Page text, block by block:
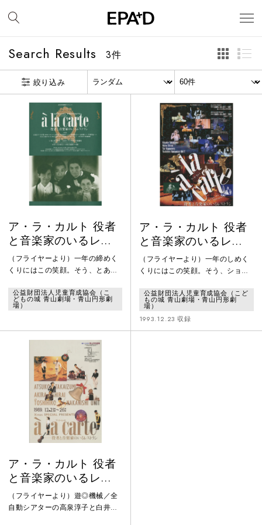
Search Results 3件
絞り込み
ア・ラ・カルト 役者
と音楽家のいるレス
トラン
（フライヤーより）一年の締めく
くりにはこの笑顔。そう、とある
ートのお芝居とファンタスティッ
クな音楽でつづる「à la
くって、セツなくって、今年もい
ろいろあったよなとか、来年も
（は？）いいことありますように
とか、そんなことを少しシミジミ
思っちゃいましょうか？だって、
ほらね。目の前にはこんなにおい
しそうなニッコリがあるんだもの
公益財団法人児童育成協会（こ
どもの城 青山劇場・青山円形劇
場）
ア・ラ・カルト 役者
と音楽家のいるレス
トラン
（フライヤーより）一年のしめく
くりにはこの笑顔。そう、ショー
ティックな音楽でつづる不思議の
国のレストラン「ア・ラ・カル
ト」。選りすぐりのメニューを胸
いっぱいに食べながら、今年もい
公益財団法人児童育成協会（こど
もの城 青山劇場・青山円形劇
場）
1993.12.23 収録
ア・ラ・カルト 役者
と音楽家のいるレス
トラン
（フライヤーより）遊◎機械／全
自動シアターの高泉淳子と白井晃